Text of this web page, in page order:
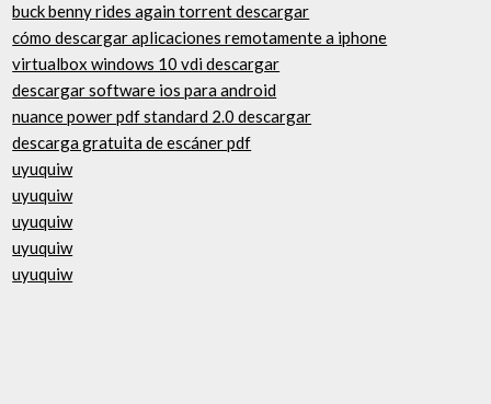
buck benny rides again torrent descargar
cómo descargar aplicaciones remotamente a iphone
virtualbox windows 10 vdi descargar
descargar software ios para android
nuance power pdf standard 2.0 descargar
descarga gratuita de escáner pdf
uyuquiw
uyuquiw
uyuquiw
uyuquiw
uyuquiw